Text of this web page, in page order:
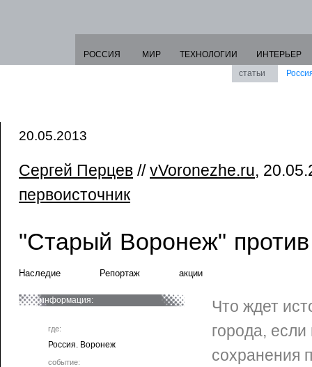
РОССИЯ МИР ТЕХНОЛОГИИ
ИНТЕРЬЕР
статьи
20.05.2013
Сергей Перцев //vVoronezhe.ru,
первоисточник
"Старый Воронеж"
Наследие Репортаж акции
информация:
где:
Россия. Воронеж
событие:
Что ждет
города,
сохранения